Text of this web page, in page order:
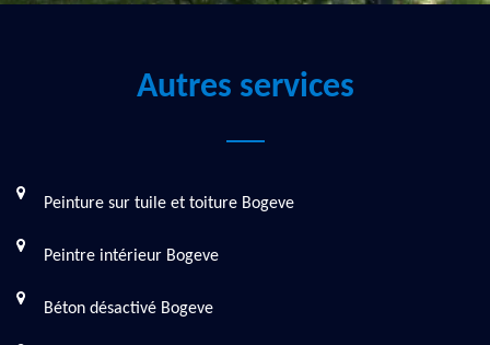
Autres services
Peinture sur tuile et toiture Bogeve
Peintre intérieur Bogeve
Béton désactivé Bogeve